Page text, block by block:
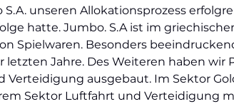
unseren Allokationsprozess
hatte. Jumbo. S.A ist im
Spielwaren. Besonders
Jahre. Des Weiteren haben wir
Verteidigung ausgebaut. Im Sektor
Sektor Luftfahrt und Verteidigung